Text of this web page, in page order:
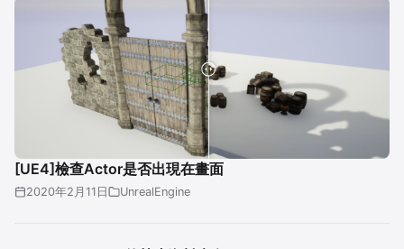
[UE4]檢查Actor是否出現在畫面
2020年2月11日 UnrealEngine